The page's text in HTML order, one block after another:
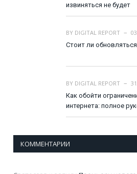
извиняться не будет
BY DIGITAL REPORT
Стоит ли
BY DIGITAL REPORT
Как обойти
интернета: полное
КОММЕНТАРИИ